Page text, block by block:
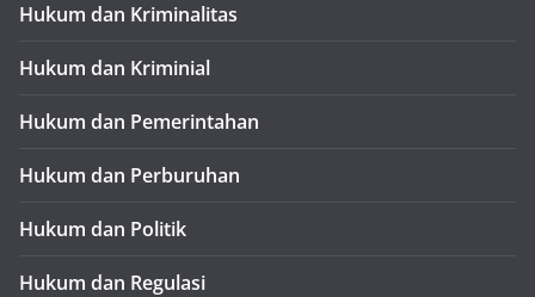
Hukum dan Kriminalitas
Hukum dan Kriminial
Hukum dan Pemerintahan
Hukum dan Perburuhan
Hukum dan Politik
Hukum dan Regulasi